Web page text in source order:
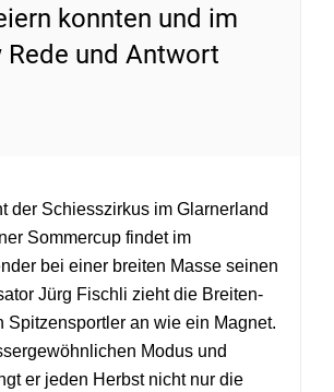
konnten und im
Rede und Antwort
der Schiesszirkus im Glarnerland
Sommercup findet im
bei einer breiten Masse seinen
Jürg Fischli zieht die Breiten-
Spitzensportler an wie ein Magnet.
Modus und
er jeden Herbst nicht nur die